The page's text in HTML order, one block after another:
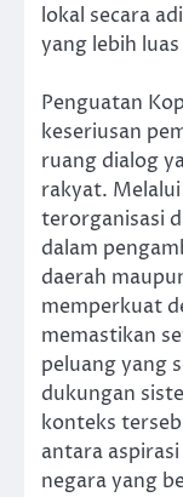
lokal secara
yang lebih
Penguatan
keseriusan
ruang dialog
rakyat.
terorganisasi
dalam
daerah
memperkuat
memastikan
peluang yang
dukungan
konteks
antara
negara yang